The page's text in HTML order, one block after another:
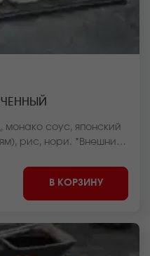
монако соус, японский
рис, нори. *Внешний
В КОРЗИНУ